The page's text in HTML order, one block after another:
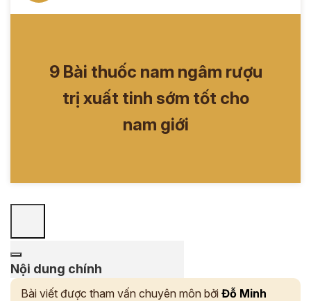
9 Bài thuốc nam ngâm rượu
trị xuất tinh sớm tốt cho
nam giới
Nội dung chính
Bài viết được tham vấn chuyên môn bởi Đỗ Minh